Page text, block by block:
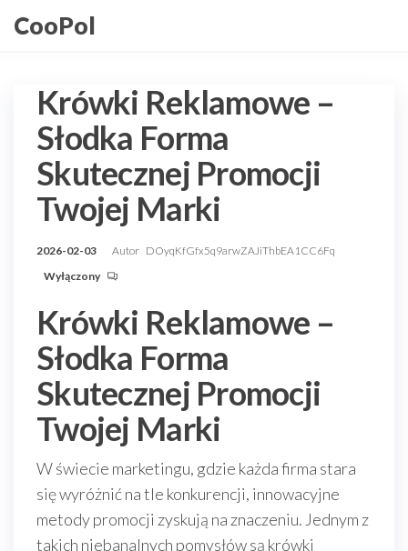
doCooPol
Krówki Reklamowe –
Słodka Forma
Skutecznej Promocji
Twojej Marki
2026-02-03 Autor DOyqKfGfx5q9arwZAJiThbEA1CC6Fq
Wyłączony
Krówki Reklamowe –
Słodka Forma
Skutecznej Promocji
Twojej Marki
W świecie marketingu, gdzie każda firma stara
się wyróżnić na tle konkurencji, innowacyjne
metody promocji zyskują na znaczeniu. Jednym z
takich niebanalnych pomysłów są krówki